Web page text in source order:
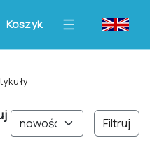
Koszyk
Filtruj